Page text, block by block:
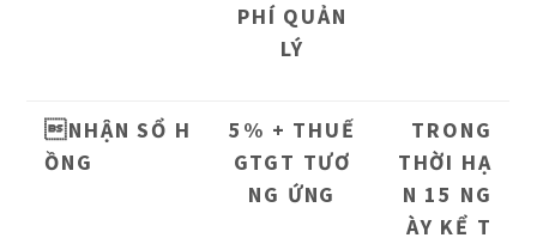
PHÍ QUẢN
LÝ
NHẬN SỔ H
ỒNG
5% + THUẾ
GTGT TƯƠ
NG ỨNG
TRONG
THỜI HẠ
N 15 NG
ÀY KỂ T